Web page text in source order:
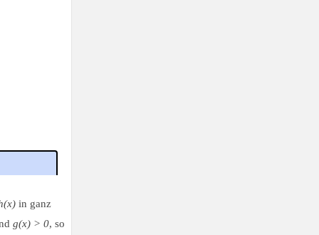
in ganz
g(x) > 0, so